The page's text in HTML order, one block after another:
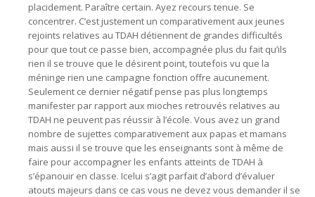
placidement. Paraître certain. Ayez recours tenue. Se
concentrer. C’est justement un comparativement aux jeunes
rejoints relatives au TDAH détiennent de grandes difficultés
pour que tout ce passe bien, accompagnée plus du fait qu’ils
rien il se trouve que le désirent point, toutefois vu que la
méninge rien une campagne fonction offre aucunement.
Seulement ce dernier négatif pense pas plus longtemps
manifester par rapport aux mioches retrouvés relatives au
TDAH ne peuvent pas réussir à l’école. Vous avez un grand
nombre de sujettes comparativement aux papas et mamans
mais aussi il se trouve que les enseignants sont à même de
faire pour accompagner les enfants atteints de TDAH à
s’épanouir en classe. Icelui s’agit parfait d’abord d’évaluer
atouts majeurs dans ce cas vous ne devez vous demander il se